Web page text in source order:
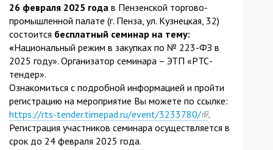
26 февраля 2025 года в Пензенской торгово-
промышленной палате (г. Пенза, ул. Кузнецкая, 32)
состоится бесплатный семинар на тему:
«Национальный режим в закупках по № 223-ФЗ в
2025 году». Организатор семинара – ЭТП «РТС-
тендер».
Ознакомиться с подробной информацией и пройти
регистрацию на мероприятие Вы можете по ссылке:
https://rts-tender.timepad.ru/event/3233780/(link
is
.
Регистрация участников семинара осуществляется в
срок до 24 февраля 2025 года.